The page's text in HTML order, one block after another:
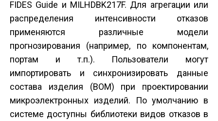
FIDES Guide и MIL­HDBK­217F. Для агрегации или
распределения интенсивности отказов
применяются различные модели
прогнозирования (например, по компонентам,
портам и т.п.). Пользователи могут
импортировать и синхронизировать данные
состава изделия (BOM) при проектировании
микроэлектронных изделий. По умолчанию в
системе доступны библиотеки видов отказов в